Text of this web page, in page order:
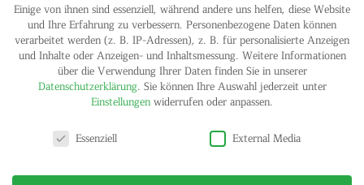
IMPRINT
PRIVACY POLICY
© HELGA MARIA KLOSTERFELDE | ALL RIGHTS RESERVED
Einige von ihnen sind essenziell, während andere uns helfen, diese Website
und Ihre Erfahrung zu verbessern. Personenbezogene Daten können
verarbeitet werden (z. B. IP-Adressen), z. B. für personalisierte Anzeigen
und Inhalte oder Anzeigen- und Inhaltsmessung. Weitere Informationen
über die Verwendung Ihrer Daten finden Sie in unserer
Datenschutzerklärung. Sie können Ihre Auswahl jederzeit unter
Einstellungen widerrufen oder anpassen.
Essenziell
External Media